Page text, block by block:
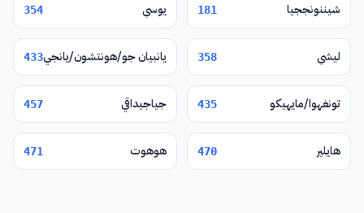
شيننونججيا 181 يوسي 354
ليشي 358 يانبيان جو/هونتشون/يانجي433
تونغهوا/مايهيكو 435 جياجيداقي 457
هايلير 470 هوهوت 471